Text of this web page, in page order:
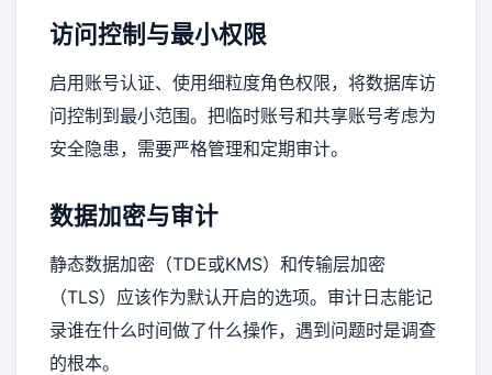
访问控制与最小权限
启用账号认证、使用细粒度角色权限，将数据库访
问控制到最小范围。把临时账号和共享账号考虑为
安全隐患，需要严格管理和定期审计。
数据加密与审计
静态数据加密（TDE或KMS）和传输层加密
（TLS）应该作为默认开启的选项。审计日志能记
录谁在什么时间做了什么操作，遇到问题时是调查
的根本。